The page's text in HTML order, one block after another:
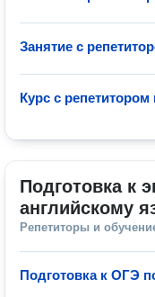
Занятие с
Курс с
Подготовка к
английскому
Репетиторы и
Подготовка к ОГЭ